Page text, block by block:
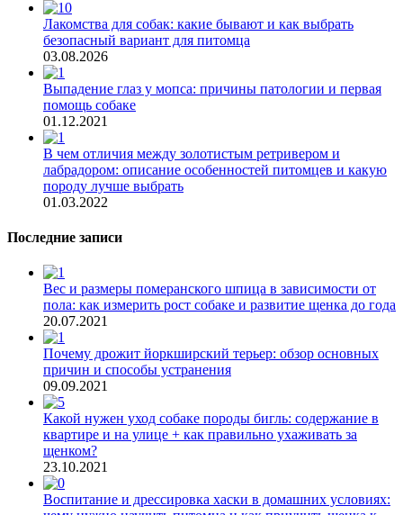
Лакомства для собак: какие бывают и как выбрать
безопасный вариант для питомца
03.08.2026
Выпадение глаз у мопса: причины патологии и первая
помощь собаке
01.12.2021
В чем отличия между золотистым ретривером и
лабрадором: описание особенностей питомцев и какую
породу лучше выбрать
01.03.2022
Последние записи
Вес и размеры померанского шпица в зависимости от
пола: как измерить рост собаке и развитие щенка до года
20.07.2021
Почему дрожит йоркширский терьер: обзор основных
причин и способы устранения
09.09.2021
Какой нужен уход собаке породы бигль: содержание в
квартире и на улице + как правильно ухаживать за
щенком?
23.10.2021
Воспитание и дрессировка хаски в домашних условиях: